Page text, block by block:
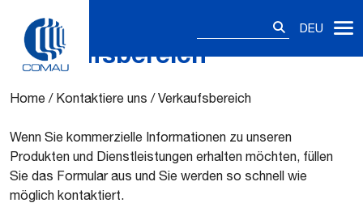
DEU
Verkaufsbereich
Home / Kontaktiere uns /Verkaufsbereich
Wenn Sie kommerzielle Informationen zu unseren
Produkten und Dienstleistungen erhalten möchten, füllen
Sie das Formular aus und Sie werden so schnell wie
möglich kontaktiert.